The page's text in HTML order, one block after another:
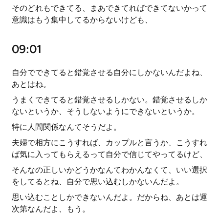
そのどれもできてる、まあできてればできてないかって
意識はもう集中してるからないけども、
09:01
自分でできてると錯覚させる自分にしかないんだよね、
あとはね。
うまくできてると錯覚させるしかない。錯覚させるしか
ないというか、そうしないようにできないというか。
特に人間関係なんてそうだよ。
夫婦で相方にこうすれば、カップルと言うか、こうすれ
ば気に入ってもらえるって自分で信じてやってるけど、
そんなの正しいかどうかなんてわかんなくて、いい選択
をしてるとね、自分で思い込むしかないんだよ。
思い込むことしかできないんだよ。だからね、あとは運
次第なんだよ、もう。